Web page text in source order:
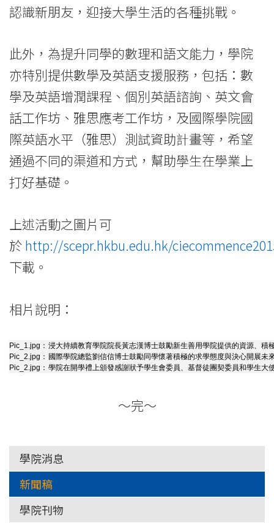
認識新朋友，迎接大學生活的各種挑戰。
此外，為提升同學的數理和語文能力，學院
亦特別提供數學及英語支援服務，包括：數
學及英語增潤課程、個別英語諮詢、英文會
話工作坊、雅思應考工作坊，及國際學院國
際英語水平（雅思）測試資助計畫等，希望
通過不同的渠道和方式，幫助學生在學業上
打好基礎。
上述活動之圖片可
於 http://scepr.hkbu.edu.hk/
下載。
相片說明：
Pic_1.jpg： 浸大持續教育學院院長黃志漢博士鼓勵新生善用學院提供的資源、積
Pic_2.jpg： 國際學院總監劉信信博士鼓勵同學懷著積極的求學態度與決心開展
Pic_2.jpg： 學院在開學禮上頒發感謝狀予學生會委員、基督徒團契委員和學生大
～完～
學院消息
新聞稿
學院刊物